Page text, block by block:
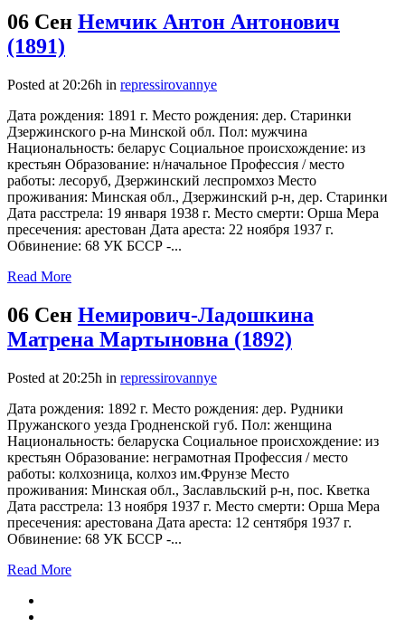
06 Сен Немчик Антон Антонович
(1891)
Posted at 20:26h in repressirovannye
Дата рождения: 1891 г. Место рождения: дер. Старинки
Дзержинского р-на Минской обл. Пол: мужчина
Национальность: беларус Социальное происхождение: из
крестьян Образование: н/начальное Профессия / место
работы: лесоруб, Дзержинский леспромхоз Место
проживания: Минская обл., Дзержинский р-н, дер. Старинки
Дата расстрела: 19 января 1938 г. Место смерти: Орша Мера
пресечения: арестован Дата ареста: 22 ноября 1937 г.
Обвинение: 68 УК БССР -...
Read More
06 Сен Немирович-Ладошкина
Матрена Мартыновна (1892)
Posted at 20:25h in repressirovannye
Дата рождения: 1892 г. Место рождения: дер. Рудники
Пружанского уезда Гродненской губ. Пол: женщина
Национальность: беларуска Социальное происхождение: из
крестьян Образование: неграмотная Профессия / место
работы: колхозница, колхоз им.Фрунзе Место
проживания: Минская обл., Заславльский р-н, пос. Кветка
Дата расстрела: 13 ноября 1937 г. Место смерти: Орша Мера
пресечения: арестована Дата ареста: 12 сентября 1937 г.
Обвинение: 68 УК БССР -...
Read More